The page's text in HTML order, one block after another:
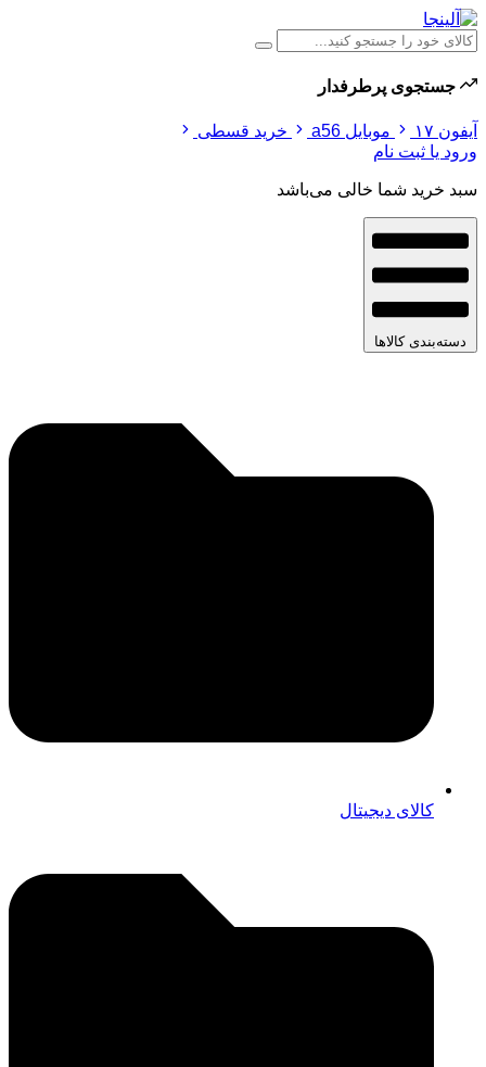
جستجوی پرطرفدار
آیفون ۱۷ موبایل a56
خرید قسطی
ورود یا ثبت نام
سبد خرید شما خالی می‌باشد
دسته‌بندی کالاها
کالای دیجیتال